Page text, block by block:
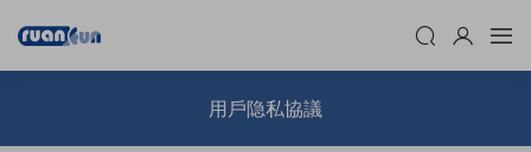
用戶隐私協議